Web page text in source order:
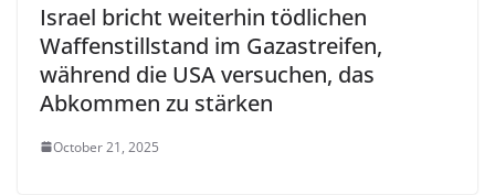
Israel bricht weiterhin tödlichen
Waffenstillstand im Gazastreifen,
während die USA versuchen, das
Abkommen zu stärken
October 21, 2025